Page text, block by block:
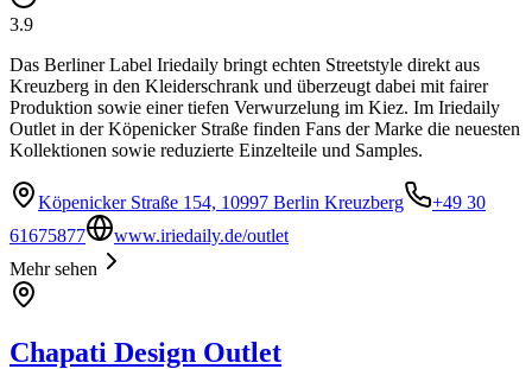
3.9
Das Berliner Label Iriedaily bringt echten Streetstyle direkt aus
Kreuzberg in den Kleiderschrank und überzeugt dabei mit fairer
Produktion sowie einer tiefen Verwurzelung im Kiez. Im Iriedaily
Outlet in der Köpenicker Straße finden Fans der Marke die neuesten
Kollektionen sowie reduzierte Einzelteile und Samples.
Köpenicker Straße 154, 10997 Berlin Kreuzberg
+49 30
61675877
www.iriedaily.de/outlet
Mehr sehen
Chapati Design Outlet